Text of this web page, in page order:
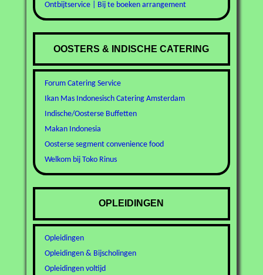
Ontbijtservice | Bij te boeken arrangement
OOSTERS & INDISCHE CATERING
Forum Catering Service
Ikan Mas Indonesisch Catering Amsterdam
Indische/Oosterse Buffetten
Makan Indonesia
Oosterse segment convenience food
Welkom bij Toko Rinus
OPLEIDINGEN
Opleidingen
Opleidingen & Bijscholingen
Opleidingen voltijd